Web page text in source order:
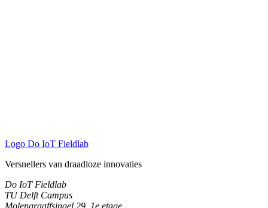
Logo Do IoT Fieldlab
Versnellers van draadloze innovaties
Do IoT Fieldlab
TU Delft Campus
Molengraaffsingel 29, 1e etage